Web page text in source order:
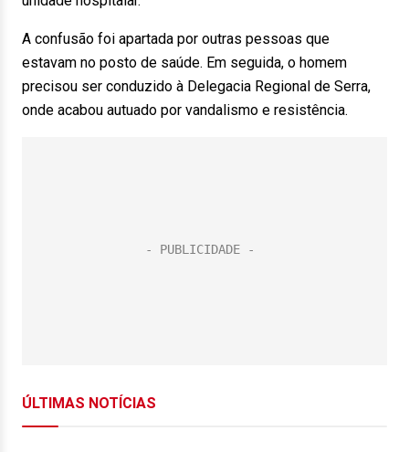
A confusão foi apartada por outras pessoas que
estavam no posto de saúde. Em seguida, o homem
precisou ser conduzido à Delegacia Regional de Serra,
onde acabou autuado por vandalismo e resistência.